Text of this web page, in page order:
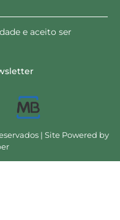
e aceito ser
| Site Powered by